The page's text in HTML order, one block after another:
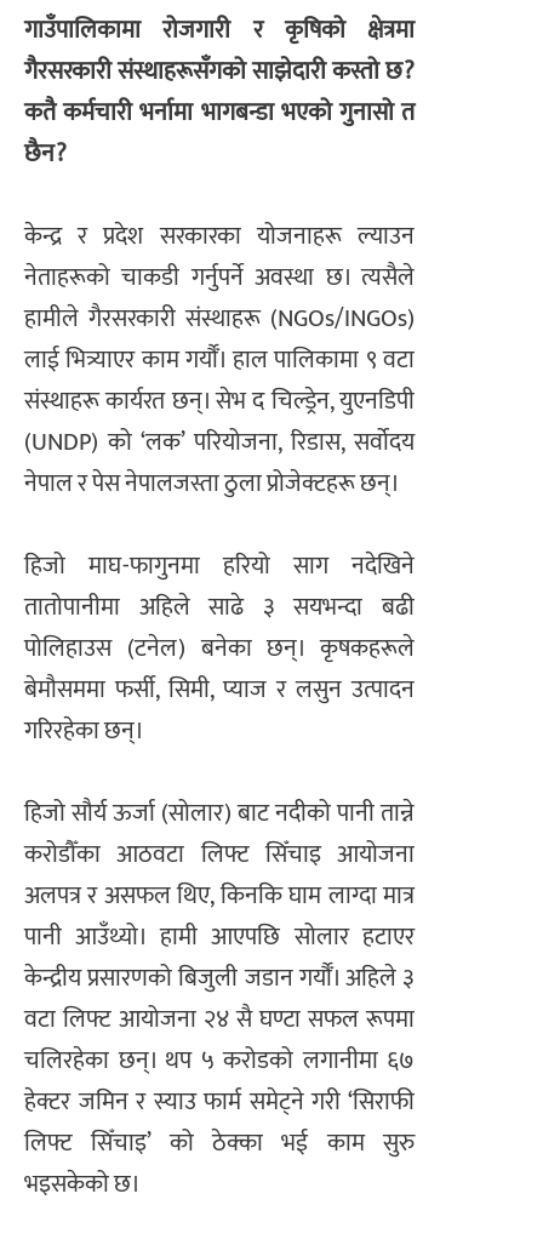
गाउँपालिकामा रोजगारी र कृषिको क्षेत्रमा
गैरसरकारी संस्थाहरूसँगको साझेदारी कस्तो छ?
कतै कर्मचारी भर्नामा भागबन्डा भएको गुनासो त
छैन?
केन्द्र र प्रदेश सरकारका योजनाहरू ल्याउन
नेताहरूको चाकडी गर्नुपर्ने अवस्था छ। त्यसैले
हामीले गैरसरकारी संस्थाहरू (NGOs/INGOs)
लाई भित्र्याएर काम गर्यौँ। हाल पालिकामा ९ वटा
संस्थाहरू कार्यरत छन्। सेभ द चिल्ड्रेन, युएनडिपी
(UNDP) को ‘लक’ परियोजना, रिडास, सर्वोदय
नेपाल र पेस नेपालजस्ता ठुला प्रोजेक्टहरू छन्।
हिजो माघ-फागुनमा हरियो साग नदेखिने
तातोपानीमा अहिले साढे ३ सयभन्दा बढी
पोलिहाउस (टनेल) बनेका छन्। कृषकहरूले
बेमौसममा फर्सी, सिमी, प्याज र लसुन उत्पादन
गरिरहेका छन्।
हिजो सौर्य ऊर्जा (सोलार) बाट नदीको पानी तान्ने
करोडौँका आठवटा लिफ्ट सिँचाइ आयोजना
अलपत्र र असफल थिए, किनकि घाम लाग्दा मात्र
पानी आउँथ्यो। हामी आएपछि सोलार हटाएर
केन्द्रीय प्रसारणको बिजुली जडान गर्यौँ। अहिले ३
वटा लिफ्ट आयोजना २४ सै घण्टा सफल रूपमा
चलिरहेका छन्। थप ५ करोडको लगानीमा ६७
हेक्टर जमिन र स्याउ फार्म समेट्ने गरी ‘सिराफी
लिफ्ट सिँचाइ’ को ठेक्का भई काम सुरु
भइसकेको छ।